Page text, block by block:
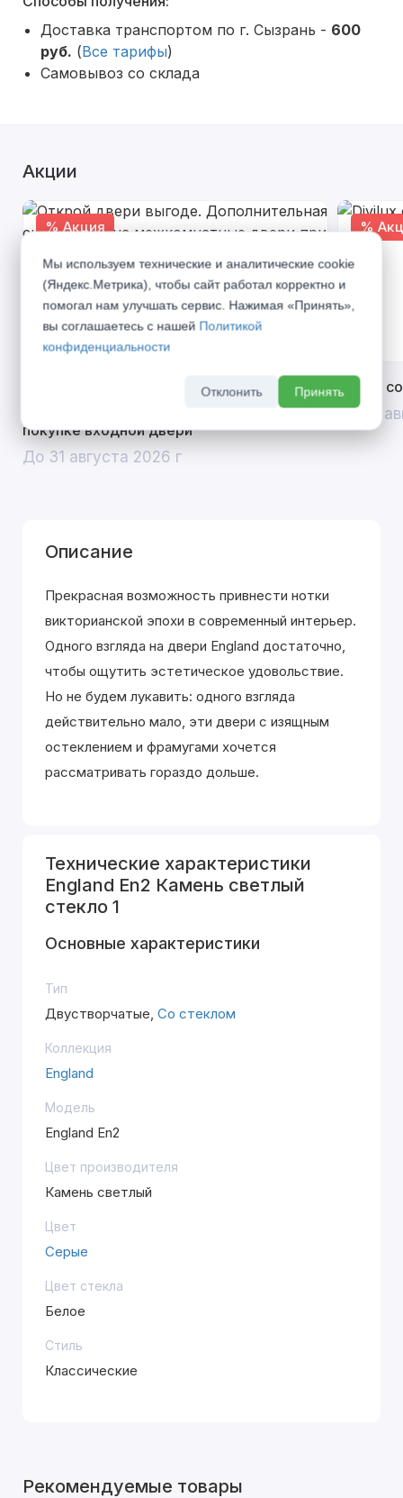
Доставка транспортом по г. Сызрань - 600
руб. (Все тарифы)
Самовывоз со склада
Акции
% Акция
Открой двери выгоде. Дополнительная
скидка 10% на межкомнатные двери при
покупке входной двери
До 31 августа 2026 г
%
Divilux
До 31
Описание
Прекрасная возможность привнести нотки
викторианской эпохи в современный интерьер.
Одного взгляда на двери England достаточно,
чтобы ощутить эстетическое удовольствие.
Но не будем лукавить: одного взгляда
действительно мало, эти двери с изящным
остеклением и фрамугами хочется
рассматривать гораздо дольше.
Технические характеристики
England En2 Камень светлый
стекло 1
Основные характеристики
Тип
Двустворчатые, Со стеклом
Коллекция
England
Модель
England En2
Цвет производителя
Камень светлый
Цвет
Серые
Цвет стекла
Белое
Стиль
Классические
Рекомендуемые товары
Мы используем технические и аналитические cookie
(Яндекс.Метрика), чтобы сайт работал корректно и
помогал нам улучшать сервис. Нажимая «Принять»,
вы соглашаетесь с нашей Политикой
конфиденциальности
Отклонить Принять